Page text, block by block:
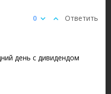
Ответить
0
день с дивидендом